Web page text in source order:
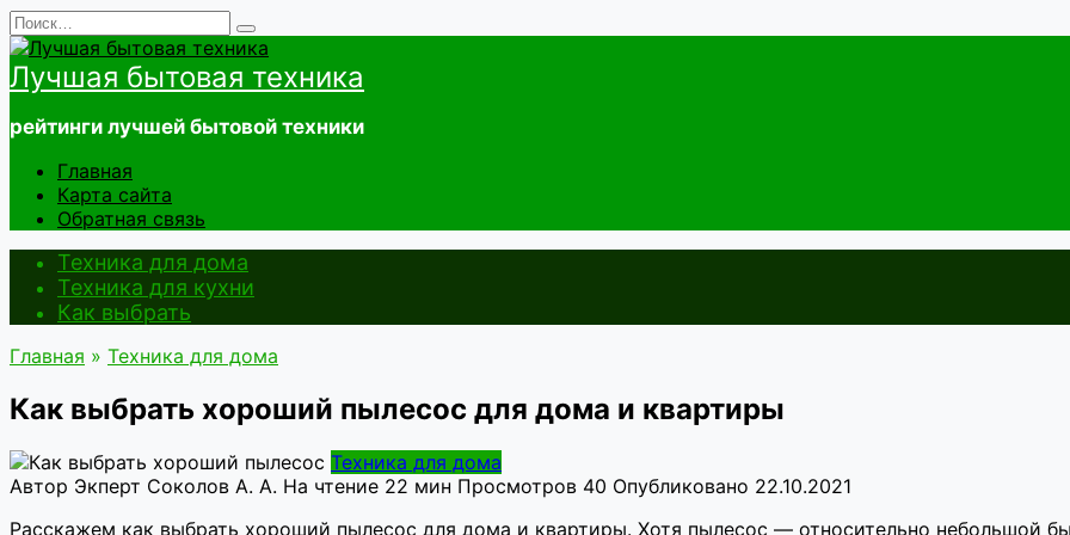
Перейти
к
содержанию
Search
for:
Лучшая бытовая техника
рейтинги лучшей бытовой техники
Главная
Карта сайта
Обратная связь
Техника для дома
Техника для кухни
Как выбрать
Главная » Техника для дома
Как выбрать хороший пылесос для дома и квартиры
Техника для дома
Автор Экперт Соколов А. А. На чтение 22 мин Просмотров 40 Опубликовано 22.10.2021
Расскажем как выбрать хороший пылесос для дома и квартиры. Хотя пылесос — относительно небольшой